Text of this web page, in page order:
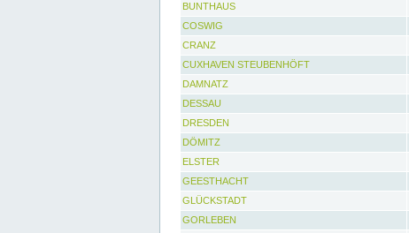
BUNTHAUS
COSWIG
CRANZ
CUXHAVEN STEUBENHÖFT
DAMNATZ
DESSAU
DRESDEN
DÖMITZ
ELSTER
GEESTHACHT
GLÜCKSTADT
GORLEBEN